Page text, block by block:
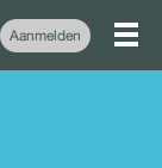
Aanmelden